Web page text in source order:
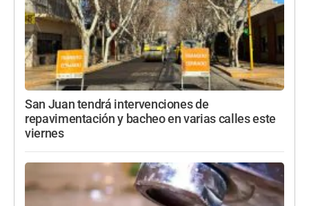
San Juan tendrá intervenciones de
repavimentación y bacheo en varias calles este
viernes